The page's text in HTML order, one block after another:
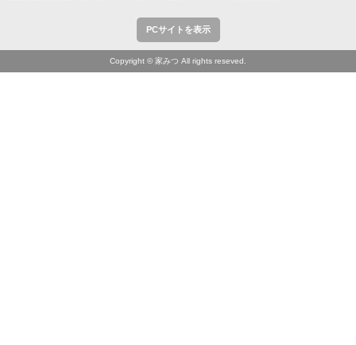
PCサイトを表示
Copyright © 家みつ All rights reseved.